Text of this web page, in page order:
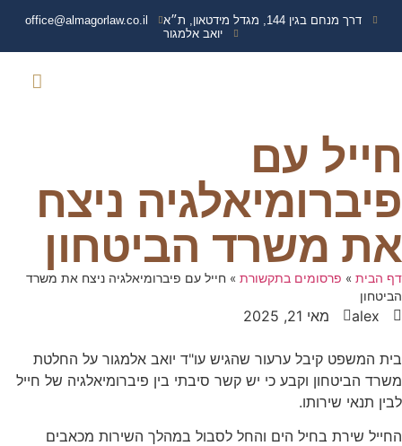
דרך מנחם בגין 144, מגדל מידטאון, ת״א
office@almagorlaw.co.il
יואב אלמגור
חייל עם
פיברומיאלגיה ניצח
את משרד הביטחון
דף הבית » פרסומים בתקשורת » חייל עם פיברומיאלגיה ניצח את משרד
הביטחון
alex מאי 21, 2025
בית המשפט קיבל ערעור שהגיש עו"ד יואב אלמגור על החלטת
משרד הביטחון וקבע כי יש קשר סיבתי בין פיברומיאלגיה של חייל
לבין תנאי שירותו.
החייל שירת בחיל הים והחל לסבול במהלך השירות מכאבים